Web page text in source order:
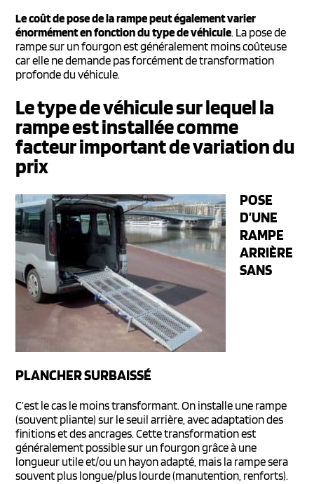
Le coût de pose de la rampe peut également varier
énormément en fonction du type de véhicule. La pose de
rampe sur un fourgon est généralement moins coûteuse
car elle ne demande pas forcément de transformation
profonde du véhicule.
Le type de véhicule sur lequel la
rampe est installée comme
facteur important de variation du
prix
POSE
D’UNE
RAMPE
ARRIÈRE
SANS
PLANCHER SURBAISSÉ
C’est le cas le moins transformant. On installe une rampe
(souvent pliante) sur le seuil arrière, avec adaptation des
finitions et des ancrages. Cette transformation est
généralement possible sur un fourgon grâce à une
longueur utile et/ou un hayon adapté, mais la rampe sera
souvent plus longue/plus lourde (manutention, renforts).